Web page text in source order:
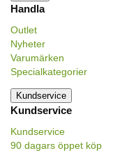
Handla
Outlet
Nyheter
Varumärken
Specialkategorier
Kundservice
Kundservice
Kundservice
90 dagars öppet köp